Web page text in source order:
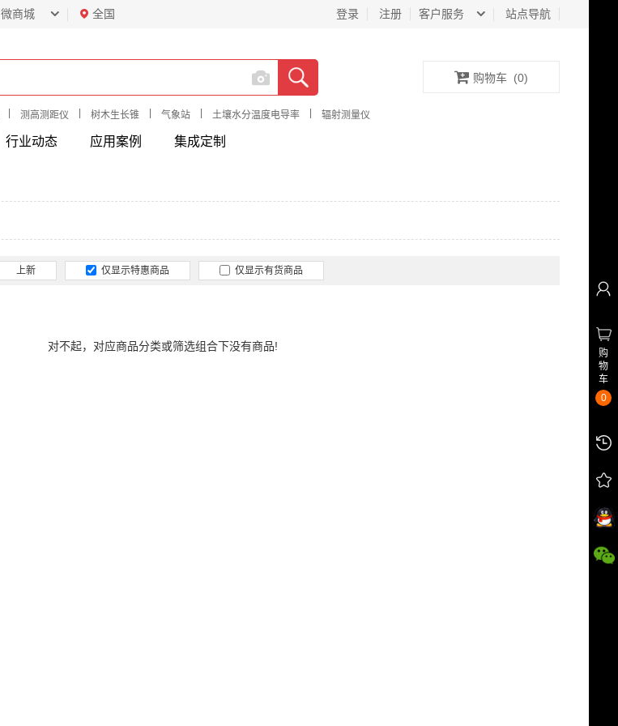
微商城 全国 客户服务 站点导航
登录 注册
测高测距仪 树木生长锥 气象站 土壤水分温度电导率 辐射测量仪
购物车 (0)
行业动态 应用案例 集成定制
上新 仅显示特惠商品 仅显示有货商品
对不起，对应商品分类或筛选组合下没有商品!
购
物
车
0